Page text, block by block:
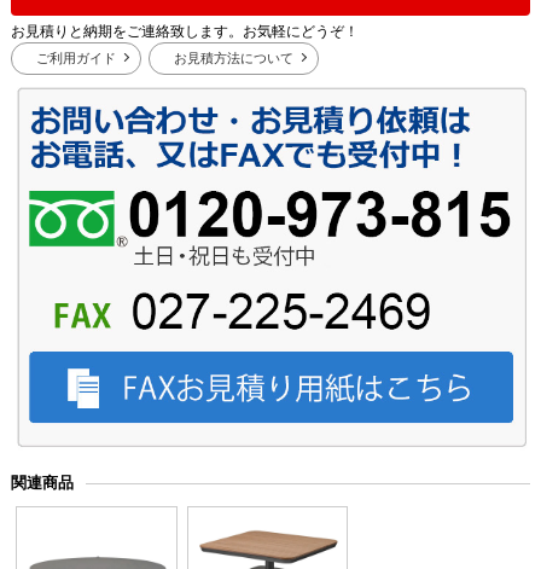
お見積りと納期をご連絡致します。お気軽にどうぞ！
ご利用ガイド お見積方法について
関連商品